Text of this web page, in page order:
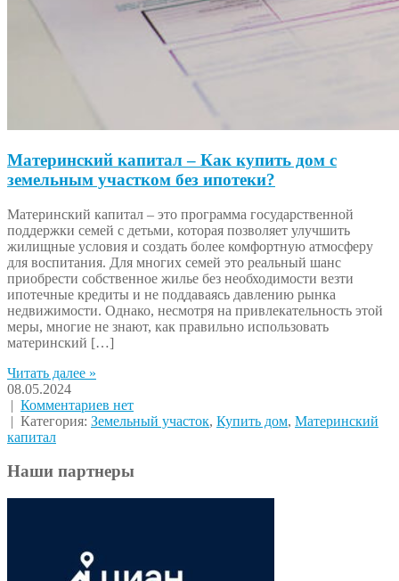
Материнский капитал – Как купить дом с
земельным участком без ипотеки?
Материнский капитал – это программа государственной
поддержки семей с детьми, которая позволяет улучшить
жилищные условия и создать более комфортную атмосферу
для воспитания. Для многих семей это реальный шанс
приобрести собственное жилье без необходимости везти
ипотечные кредиты и не поддаваясь давлению рынка
недвижимости. Однако, несмотря на привлекательность этой
меры, многие не знают, как правильно использовать
материнский […]
Читать далее »
08.05.2024
| Комментариев нет
| Категория: Земельный участок, Купить дом, Материнский
капитал
Наши партнеры